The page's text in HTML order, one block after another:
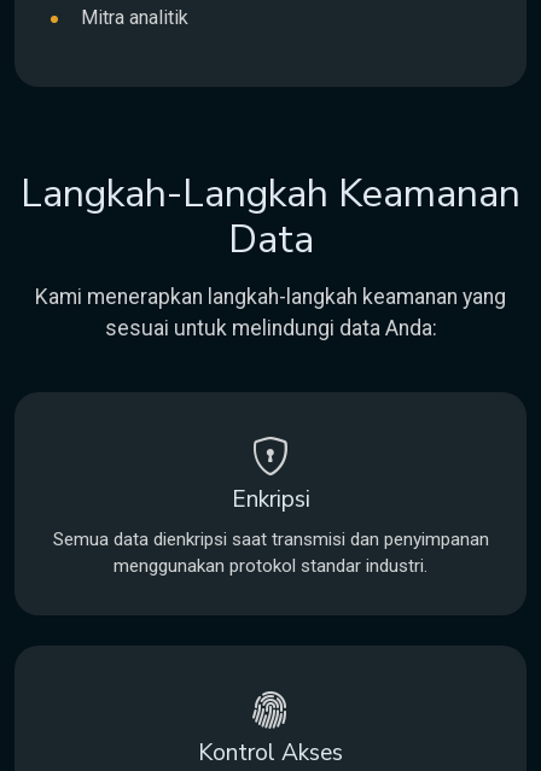
Mitra analitik
Langkah-Langkah Keamanan
Data
Kami menerapkan langkah-langkah keamanan yang
sesuai untuk melindungi data Anda:
Enkripsi
Semua data dienkripsi saat transmisi dan penyimpanan
menggunakan protokol standar industri.
Kontrol Akses